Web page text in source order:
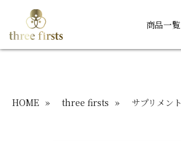
商品一覧
HOME » three firsts » サプリメント